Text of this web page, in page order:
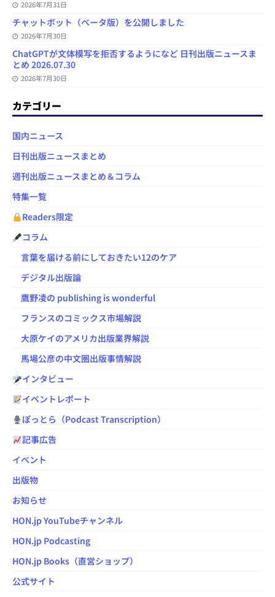
2026年7月31日
チャットボット（ベータ版）を公開しました
2026年7月30日
ChatGPTが文体模写を拒否するようになど 日刊出版ニュースま
とめ 2026.07.30
2026年7月30日
カテゴリー
国内ニュース
日刊出版ニュースまとめ
週刊出版ニュースまとめ＆コラム
特集一覧
Readers限定
コラム
言葉を届ける前にしておきたい12のケア
デジタル出版論
鷹野凌の publishing is wonderful
フランスのコミックス市場解説
大原ケイのアメリカ出版業界解説
馬場公彦の中文圏出版事情解説
インタビュー
イベントレポート
ぽっとら（Podcast Transcription）
記事広告
イベント
出版物
お知らせ
HON.jp YouTubeチャンネル
HON.jp Podcasting
HON.jp Books（直営ショップ）
公式サイト